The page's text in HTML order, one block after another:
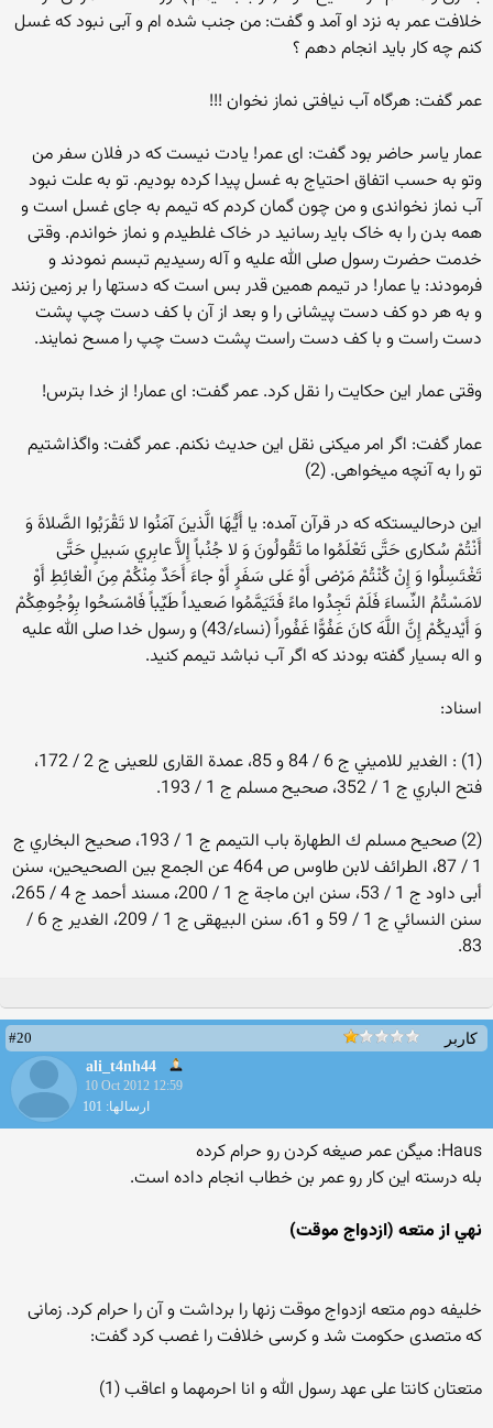
خلافت عمر به نزد او آمد و گفت: من جنب شده ام و آبی نبود که غسل
کنم چه کار باید انجام دهم ؟
عمر گفت: هرگاه آب نیافتی نماز نخوان !!!
عمار یاسر حاضر بود گفت: ای عمر! یادت نیست که در فلان سفر من
وتو به حسب اتفاق احتیاج به غسل پیدا کرده بودیم. تو به علت نبود
آب نماز نخواندی و من چون گمان کردم که تیمم به جای غسل است و
همه بدن را به خاک باید رسانید در خاک غلطیدم و نماز خواندم. وقتی
خدمت حضرت رسول صلی الله علیه و آله رسیدیم تبسم نمودند و
فرمودند: یا عمار! در تیمم همین قدر بس است که دستها را بر زمین زنند
و به هر دو کف دست پیشانی را و بعد از آن با کف دست چپ پشت
دست راست و با کف دست راست پشت دست چپ را مسح نمایند.
وقتی عمار این حکایت را نقل کرد. عمر گفت: ای عمار! از خدا بترس!
عمار گفت: اگر امر میکنی نقل این حدیث نکنم. عمر گفت: واگذاشتیم
تو را به آنچه میخواهی. (2)
این درحالیستکه که در قرآن آمده: يا أَيُّهَا الَّذينَ آمَنُوا لا تَقْرَبُوا الصَّلاةَ وَ
أَنْتُمْ سُكارى‏ حَتَّى تَعْلَمُوا ما تَقُولُونَ وَ لا جُنُباً إِلاَّ عابِري سَبيلٍ حَتَّى‏
تَغْتَسِلُوا وَ إِنْ كُنْتُمْ مَرْضى‏ أَوْ عَلى‏ سَفَرٍ أَوْ جاءَ أَحَدٌ مِنْكُمْ مِنَ الْغائِطِ أَوْ
لامَسْتُمُ النِّساءَ فَلَمْ تَجِدُوا ماءً فَتَيَمَّمُوا صَعيداً طَيِّباً فَامْسَحُوا بِوُجُوهِكُمْ
وَ أَيْديكُمْ إِنَّ اللَّهَ كانَ عَفُوًّا غَفُوراً (نساء/43) و رسول خدا صلی الله علیه
و اله بسیار گفته بودند که اگر آب نباشد تیمم کنید.
اسناد:
(1) : الغدير للاميني ج 6 / 84 و 85، عمدة القارى للعينى ج 2 / 172،
فتح الباري ج 1 / 352، صحيح مسلم ج 1 / 193.
(2) صحيح مسلم ك الطهارة باب التيمم ج 1 / 193، صحيح البخاري ج
1 / 87، الطرائف لابن طاوس ص 464 عن الجمع بين الصحيحين، سنن
أبى داود ج 1 / 53، سنن ابن ماجة ج 1 / 200، مسند أحمد ج 4 / 265،
سنن النسائي ج 1 / 59 و 61، سنن البيهقى ج 1 / 209، الغدير ج 6 /
83.
کاربر
#20
ali_t4nh44
10 Oct 2012 12:59
ارسالها: 101
Haus: میگن عمر صیغه کردن رو حرام کرده
بله درسته این کار رو عمر بن خطاب انجام داده است.
نهي از متعه (ازدواج موقت)
خلیفه دوم متعه ازدواج موقت زنها را برداشت و آن را حرام کرد. زمانی
که متصدی حکومت شد و کرسی خلافت را غصب کرد گفت:
متعتان کانتا علی عهد رسول الله و انا احرمهما و اعاقب (1)